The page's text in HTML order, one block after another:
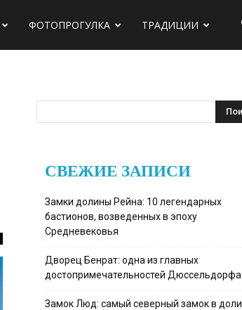
ФОТОПРОГУЛКА ТРАДИЦИИ
СВЕЖИЕ ЗАПИСИ
Замки долины Рейна: 10 легендарных
бастионов, возведенных в эпоху
Средневековья
Дворец Бенрат: одна из главных
достопримечательностей Дюссельдорфа
Замок Люд: самый северный замок в